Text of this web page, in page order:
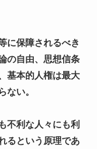
に保障されるべき
の自由、思想信条
基本的人権は最大
ない。
不利な人々にも利
るという原理であ